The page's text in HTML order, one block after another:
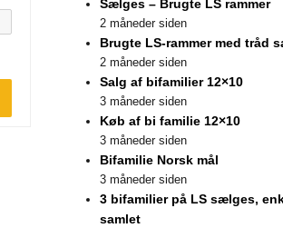
Sælges – Brugte LS rammer
2 måneder siden
Brugte LS-rammer med tråd
2 måneder siden
Salg af bifamilier 12×10
3 måneder siden
Køb af bi familie 12×10
3 måneder siden
Bifamilie Norsk mål
3 måneder siden
3 bifamilier på LS sælges,
samlet